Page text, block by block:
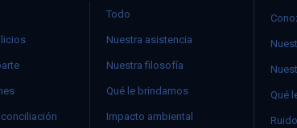
Todo
Nuestra asistencia
Nuestra filosofía
Qué le brindamos
Impacto ambiental
Qué